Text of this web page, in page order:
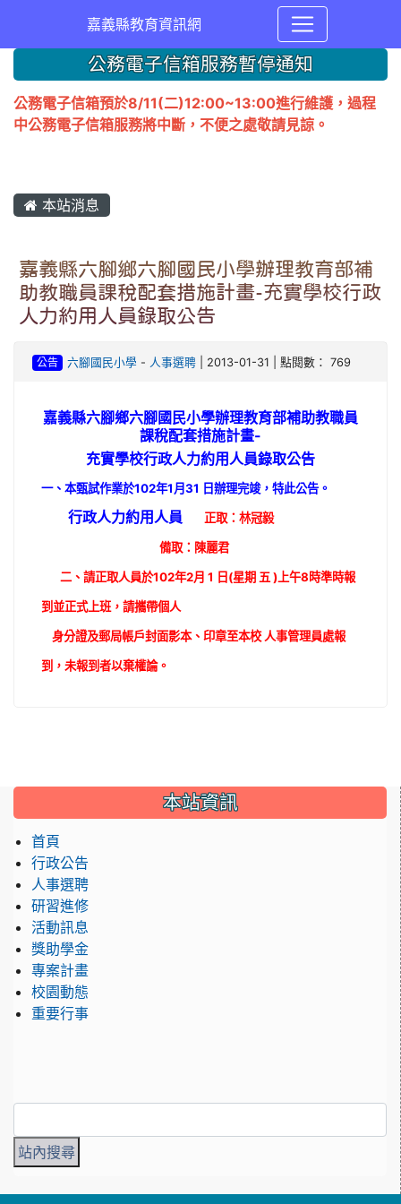
嘉義縣教育資訊網
公務電子信箱服務暫停通知
公務電子信箱預於8/11(二)12:00~13:00進行維護，過程
中公務電子信箱服務將中斷，不便之處敬請見諒。
本站消息
嘉義縣六腳鄉六腳國民小學辦理教育部補
助教職員課稅配套措施計畫-充實學校行政
人力約用人員錄取公告
公告 六腳國民小學- 人事選聘| 2013-01-31 | 點閱數： 769
嘉義縣六腳鄉六腳國民小學辦理教育部補助教職員
課稅配套措施計畫-
充實學校行政人力約用人員錄取公告
一、本甄試作業於102年1月31 日辦理完竣，特此公告。
行政人力約用人員 正取：林冠毅
備取：陳麗君
二、請正取人員於102年2月 1 日(星期 五 )上午8時準時報
到並正式上班，請攜帶個人
身分證及郵局帳戶封面影本、印章至本校 人事管理員處報
到，未報到者以棄權論。
本站資訊
首頁
行政公告
人事選聘
研習進修
活動訊息
獎助學金
專案計畫
校園動態
重要行事